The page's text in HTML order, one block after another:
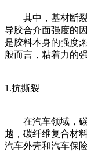
其中，基材断裂
导胶合介面强度的
是胶料本身的强度;
般而言，粘着力的
1.抗撕裂
在汽车领域，碳
越，碳纤维复合材
汽车外壳和汽车保